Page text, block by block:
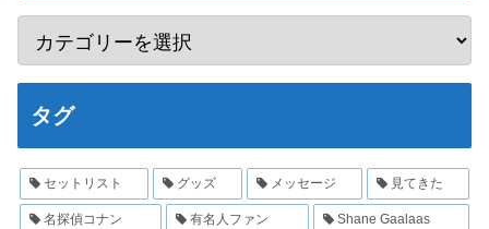
タグ
セットリスト グッズ メッセージ 見てきた
名探偵コナン 有名人ファン Shane Gaalaas